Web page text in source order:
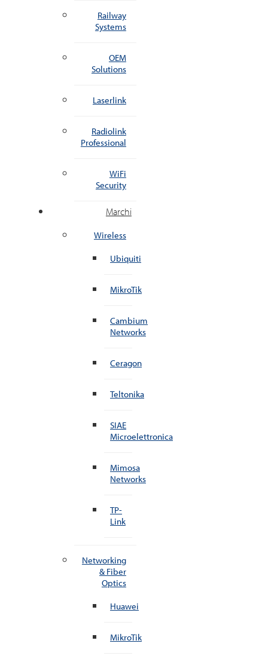
Railway
Systems
OEM
Solutions
Laserlink
Radiolink
Professional
WiFi
Security
Marchi
Wireless
Ubiquiti
MikroTik
Cambium
Networks
Ceragon
Teltonika
SIAE
Microelettronica
Mimosa
Networks
TP-
Link
Networking
& Fiber
Optics
Huawei
MikroTik